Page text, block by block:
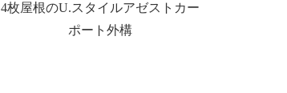
4枚屋根のU.スタイルアゼストカー
ポート外構